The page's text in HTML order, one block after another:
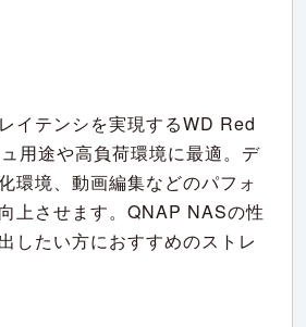
イテンシを実現するWD Red
用途や高負荷環境に最適。デ
環境、動画編集などのパフォ
上させます。QNAP NASの性
したい方におすすめのストレ